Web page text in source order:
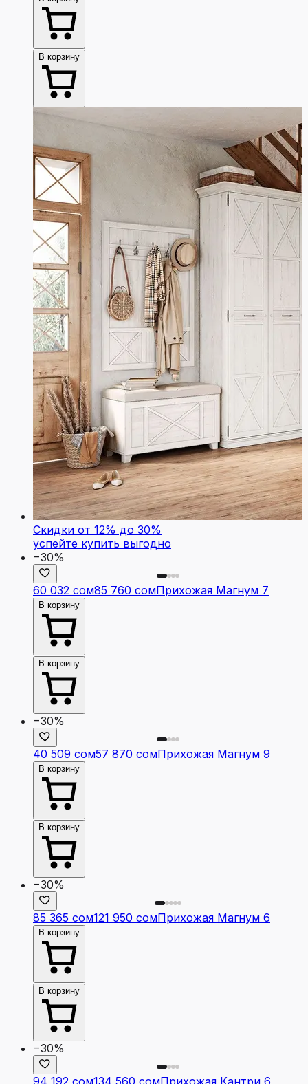
В корзину
Скидки от 12% до 30%
успейте купить выгодно
−30%
60 032 сом85 760 сомПрихожая Магнум 7
В корзину
В корзину
−30%
40 509 сом57 870 сомПрихожая Магнум 9
В корзину
В корзину
−30%
85 365 сом121 950 сомПрихожая Магнум 6
В корзину
В корзину
−30%
94 192 сом134 560 сомПрихожая Кантри 6